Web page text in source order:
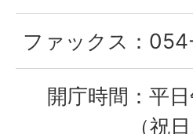
ファックス：
開庁時間： 平
（祝